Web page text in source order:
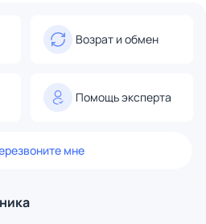
Возрат и обмен
Помощь эксперта
мне